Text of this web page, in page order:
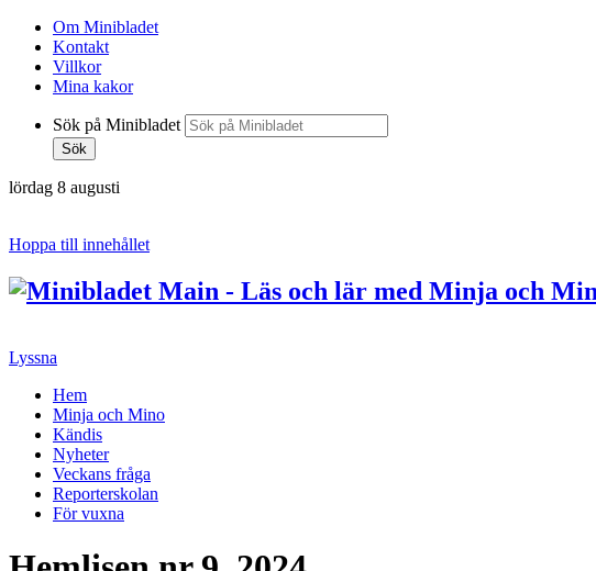
Om Minibladet
Kontakt
Villkor
Mina kakor
Sök på Minibladet
Sök
lördag 8 augusti
Hoppa till innehållet
Lyssna
Hem
Minja och Mino
Kändis
Nyheter
Veckans fråga
Reporterskolan
För vuxna